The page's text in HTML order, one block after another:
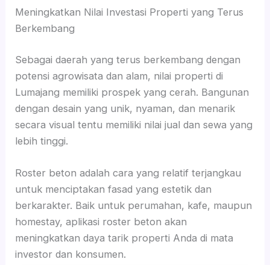
Meningkatkan Nilai Investasi Properti yang Terus
Berkembang
Sebagai daerah yang terus berkembang dengan
potensi agrowisata dan alam, nilai properti di
Lumajang memiliki prospek yang cerah. Bangunan
dengan desain yang unik, nyaman, dan menarik
secara visual tentu memiliki nilai jual dan sewa yang
lebih tinggi.
Roster beton adalah cara yang relatif terjangkau
untuk menciptakan fasad yang estetik dan
berkarakter. Baik untuk perumahan, kafe, maupun
homestay, aplikasi roster beton akan
meningkatkan daya tarik properti Anda di mata
investor dan konsumen.